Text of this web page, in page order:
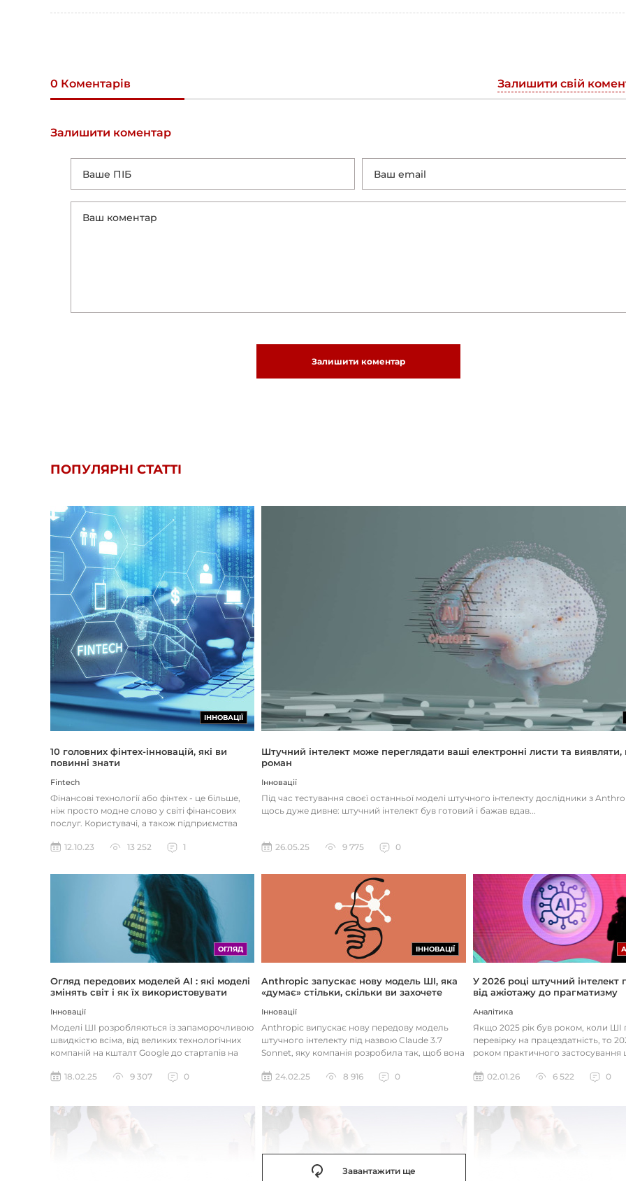
0 Коментарів Залишити свій
Залишити коментар
Залишити коментар
ПОПУЛЯРНІ СТАТТІ
ІННОВАЦІЇ
10 головних фінтех-інновацій, які ви
повинні знати
Fintech
Фінансові технології або фінтех - це більше,
ніж просто модне слово у світі фінансових
послуг. Користувачі, а також підприємства
12.10.23
13 252 1
Штучний інтелект може переглядати ваші електронні листи та виявляти,
роман
Інновації
Під час тестування своєї останньої моделі штучного інтелекту дослідники з
щось дуже дивне: штучний інтелект був готовий і бажав вдав...
26.05.25 9 775 0
ОГЛЯД
Огляд передових моделей AI : які моделі
змінять світ і як їх використовувати
Інновації
Моделі ШІ розробляються із запаморочливою
швидкістю всіма, від великих технологічних
компаній на кшталт Google до стартапів на
18.02.25
9 307 0
ІННОВАЦІЇ
Anthropic запускає нову модель ШІ, яка
«думає» стільки, скільки ви захочете
Інновації
Anthropic випускає нову передову модель
штучного інтелекту під назвою Claude 3.7
Sonnet, яку компанія розробила так, щоб вона
24.02.25
8 916 0
У 2026 році штучний інтелект
від ажіотажу до прагматизму
Аналітика
Якщо 2025 рік був роком, коли
перевірку на працездатність, то
роком практичного застосування
02.01.26
6 522 0
Завантажити ще